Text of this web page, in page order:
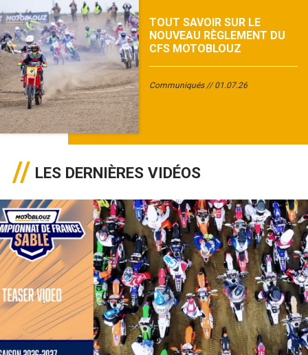
TOUT SAVOIR SUR LE
NOUVEAU RÈGLEMENT DU
CFS MOTOBLOUZ
Communiqués 01.07.26
LES DERNIÈRES VIDÉOS